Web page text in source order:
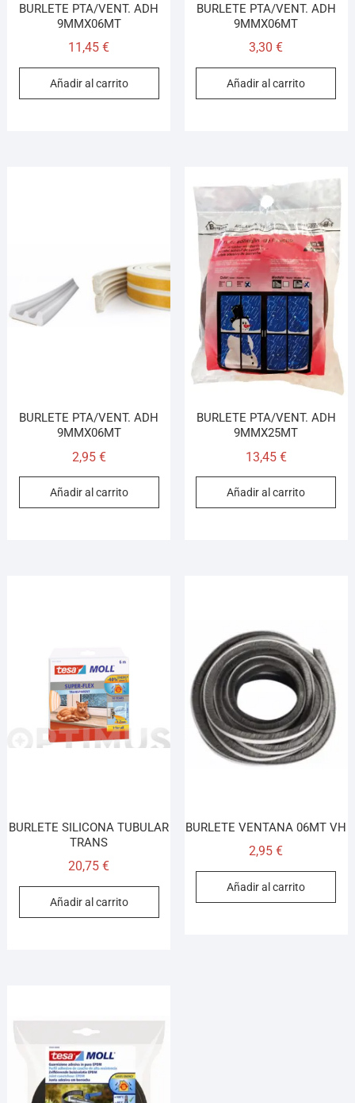
BURLETE PTA/VENT. ADH
9MMX06MT
11,45€
Añadir al carrito
BURLETE PTA/VENT. ADH
9MMX06MT
3,30€
Añadir al carrito
BURLETE PTA/VENT. ADH
9MMX06MT
2,95 €
Añadir al carrito
BURLETE PTA/VENT. ADH
9MMX25MT
13,45 €
Añadir al carrito
BURLETE SILICONA TUBULAR
TRANS
20,75€
Añadir al carrito
BURLETE VENTANA 06MT VH
2,95€
Añadir al carrito